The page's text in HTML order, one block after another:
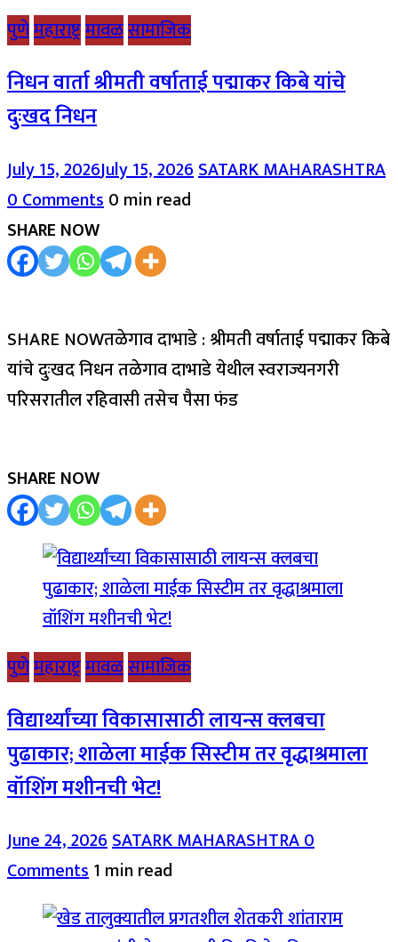
पुणेमहाराष्ट्रमावळसामाजिक
निधन वार्ता श्रीमती वर्षाताई पद्माकर किबे यांचे
दुःखद निधन
July 15, 2026July 15, 2026SATARK MAHARASHTRA
0 Comments0 min read
SHARE NOW
SHARE NOWतळेगाव दाभाडे : श्रीमती वर्षाताई पद्माकर किबे
यांचे दुःखद निधन तळेगाव दाभाडे येथील स्वराज्यनगरी
परिसरातील रहिवासी तसेच पैसा फंड
SHARE NOW
पुणेमहाराष्ट्रमावळसामाजिक
विद्यार्थ्यांच्या विकासासाठी लायन्स क्लबचा
पुढाकार; शाळेला माईक सिस्टीम तर वृद्धाश्रमाला
वॉशिंग मशीनची भेट!
June 24, 2026SATARK MAHARASHTRA0
Comments1 min read